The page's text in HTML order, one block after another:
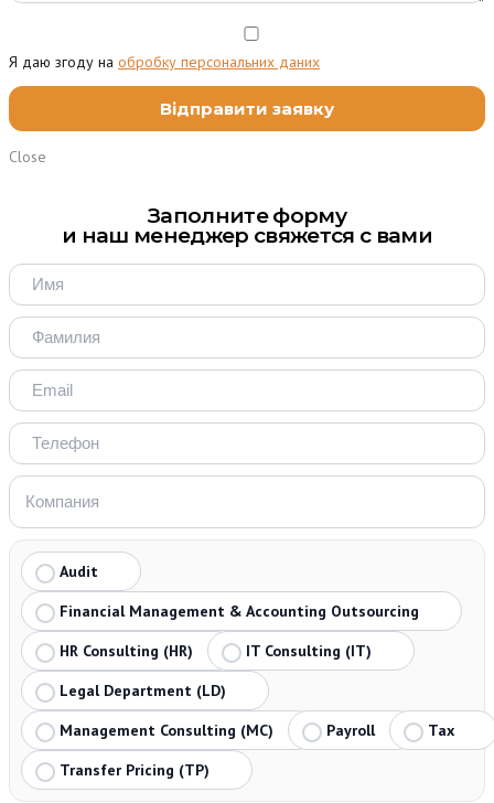
Я даю згоду на обробку персональних даних
Close
Заполните форму
и наш менеджер свяжется с вами
Audit
Financial Management & Accounting Outsourcing
HR Consulting (HR)
IT Consulting (IT)
Legal Department (LD)
Management Consulting (MC)
Payroll
Tax
Transfer Pricing (TP)